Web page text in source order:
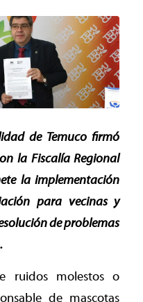
de Temuco firmó
la Fiscalía Regional
la implementación
para vecinas y
de problemas
ruidos molestos o
de mascotas